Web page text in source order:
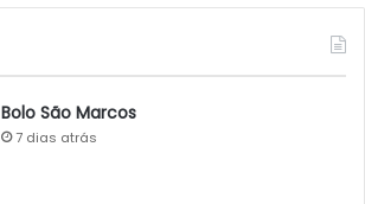
Bolo São Marcos
7 dias atrás